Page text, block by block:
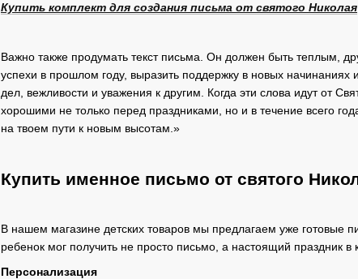
Купить комплект для создания письма от святого Николая
Важно также продумать текст письма. Он должен быть теплым,
успехи в прошлом году, выразить поддержку в новых
дел, вежливости и уважения к другим. Когда эти слова идут от
хорошими не только перед праздниками, но и в течение всего
на твоем пути к новым высотам.»
Купить именное письмо от святого
В нашем магазине детских товаров мы предлагаем уже
ребенок мог получить не просто письмо, а настоящий праздник в
Персонализация